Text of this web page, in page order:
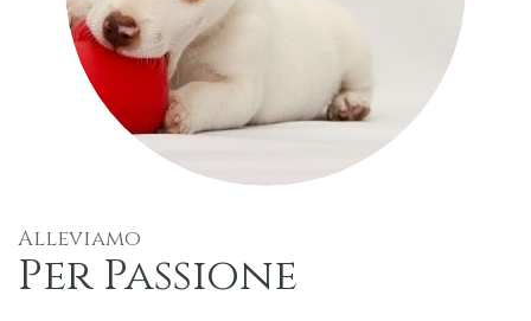
Alleviamo
Per Passione